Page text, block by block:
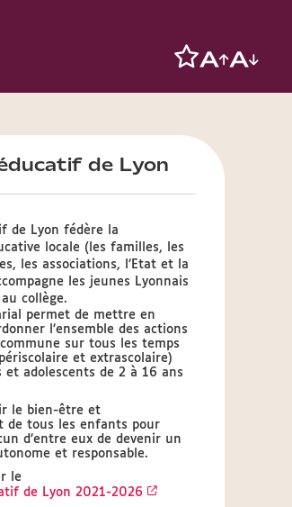
de Lyon
de Lyon fédère la
locale (les familles, les
les associations, l’Etat et la
les jeunes Lyonnais
collège.
permet de mettre en
l’ensemble des actions
sur tous les temps
et extrascolaire)
et adolescents de 2 à 16 ans
le bien-être et
de tous les enfants pour
d’entre eux de devenir un
et responsable.
le
de Lyon 2021-2026